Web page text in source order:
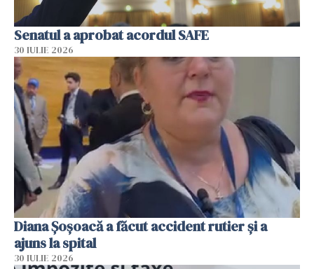
Senatul a aprobat acordul SAFE
30 IULIE 2026
Diana Șoșoacă a făcut accident rutier și a
ajuns la spital
30 IULIE 2026